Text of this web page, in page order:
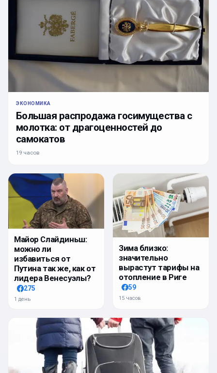
ЭКОНОМИКА
Большая распродажа госимущества с
молотка: от драгоценностей до
самокатов
19 часов
Майор Слайдиньш:
можно ли
избавиться от
Путина так же, как от
лидера Венесуэлы?
275
1 день
Зима близко:
значительно
вырастут тарифы на
отопление в Риге
59
15 часов